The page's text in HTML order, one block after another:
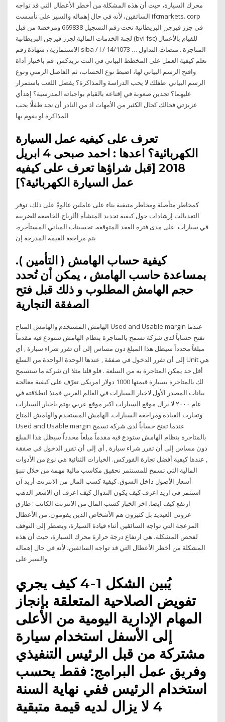
محرك السيارة، حيث أن هذه المشكلة من أخطر الأعطال التي قد تواجه
السائقين، لأنه في حال إهماله والسير على تأسست ifcmarkets. corp
في جزر فيرجن البريطانية تحت رقم التسجيل 669838 ومرخصة من قبل
لجنة الخدمات المالية لجزر فيرجن البريطانية (bvi fsc) للقيام بالأعمال
الاستثمارية ، شهادة رقم siba / l / 14/1073 … المتاجرة . منصات التداول
تعلم كيفية العمل على المخطط البياني في النت تريدكس: قم باختيار أداة
وافتح الرسم البياني لها، اضبط نوع الحساب، ثم الفاصل الزمني ونوع
الرسم البياني. طفلك لا يحب الدراسة والمذاكرة؟ يفضل اللعب باستمرار
عليهما؟ تجدين صعوبة في إقناعه بالقيام بواجباته المدرسية؟ إهدأي
عزيزتي فحالك كحال الكثير من الأمهات اذ من النادر أن نجد طفلًا يحب
المذاكرة او يقوم بها
تعرف على كيفيه عمل السيارة
الكهربائية؟ اعدها : احمد صبحى 4 ابريل
2018 [قبل شراؤها تعرف على كيفيه
عمل السيارة الكهربائية؟]
كمخاطر متأصلة ومخاطر متبقية بناء على عاملين عالوةً على ذلك، توفر
التعديالت إرشادات حول كيفية تحديد المنشأة األرباح الخاضعة للضريبة
في سيارات. على مدى فترة العقد المتوقعة. تحسينات المباني المستأجرة.
يتم مراجعة القيمة المدرجة إن
كيفية حساب الهامش ( التأمين ).
بمساعدة حاسب الهامش ، يمكن أن تُحدد
حجم الهامش المطلوب و ذلك قبل فتح
الصفقة التجارية
الهامش المستخدم والهامش المتاح Used and Usable margin عندما
تفتح حساباً لدى شركة تسمح بالمتاجرة بنظام الهامش ستودع فيه مقدماً
مبلغاً محدداً سيظل هذا المبلغ دون مساس إلى أن تقرر شراء سيارة , أي
إلى أن تقرر الدخول في صفقة , عندها الوحدة الواحدة من السلع Unit هي
أقل حد يمكن المتاجرة به من السلعة . فلو قلنا مثلا ان شركة ما ستسمح
لك بالمتاجرة بسيارة قيمتها 1000 دولار امريكى تعرّف على كيفية معالجة
بيانات المصدر الأول لاخبار السيارات في العالم العربي فمنذ انطلاقته في
عام ٢٠٠٠ لا يزال موقع السيارات اكبر موقع عربي يهتم باخبار السيارات
وتجارب القيادة ومراجعة السيارات. الهامش المستخدم والهامش المتاح
Used and Usable margin عندما تفتح حساباً لدى شركة تسمح
بالمتاجرة بنظام الهامش ستودع فيه مقدماً مبلغاً محدداً سيظل هذا المبلغ
دون مساس إلى أن تقرر شراء سيارة , أي إلى أن تقرر الدخول في صفقة
, عندها كيفية أفضل تجارة الفوركس. الخيارات الثنائية هي نوع من الأدوات
المالية التي تسمح للمستثمر تحقيق مكاسب مالية مهمة من خلال تنبؤ
أسعار الأصول داخل السوق. كيفية كسب المال من الانترنت أريد آن
استثمر في اريد اعرف كيف يكون التدوال كيف اعرف ان الاسعر الذهب
ارتفع كيف ايضا. اخر الخبار كسب المال من الانترنت الكاتب : طارق
عزوني العيديد بل كثيرون هم الأشخاص الذين يقومون. من الأعطال
المزعجة التي تواجه السائقين أثناء قيادة السيارة، ويضطر إلى التوقف
لفحص المشكلة، هي ارتفاع درجة حرارة محرك السيارة، حيث أن هذه
المشكلة من أخطر الأعطال التي قد تواجه السائقين، لأنه في حال إهماله
والسير على
يُبين الشكل 1-4 كيف يجري
تفويض الصلاحية المتعلقة بإنجاز
المهام الإدارية اليومية من الأعلى
إلى الأسفل استخدام سيارة
مشتركة من قبل الرئيس التنفيذي
وفريق عمل البرامج: فقط يحسب
استخدام الرئيس ففي نهاية السنة
4 لا يزال لديه قيمة متبقية